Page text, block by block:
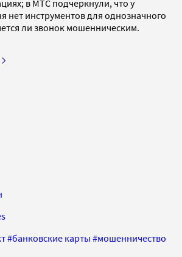
в МТС подчеркнули, что у
нет инструментов для однозначного
ли звонок мошенническим.
#банковские карты #мошенничество